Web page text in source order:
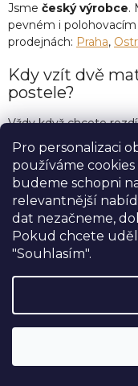
Pro personalizaci
používáme
budeme schopni
relevantnější
dat nezačneme,
Pokud chcete
"Souhlasím".
značky
DOPRAVA
Jsme český výrobce.
pevném i polohovacím
prodejnách: Praha,
Kdy vzít dvě
postele?
Vždy když chcete
manipulaci a minimum
nevedeme – místo
materiálů a servis.
Nejčastější
Jaká tuhost je
Záleží na
spíše střední
tvrdší (3–4/
taštičkové
Jak poznám